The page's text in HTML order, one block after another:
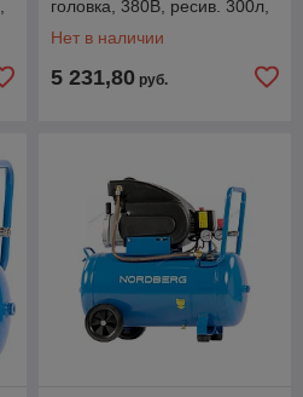
головка, 380В, ресив. 300л,
NCE300/1150
Нет в наличии
5 231,80 руб.